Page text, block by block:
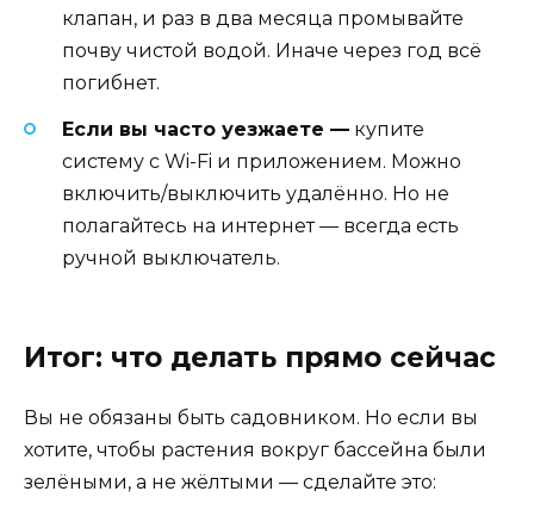
клапан, и раз в два месяца промывайте
почву чистой водой. Иначе через год всё
погибнет.
Если вы часто уезжаете — купите
систему с Wi-Fi и приложением. Можно
включить/выключить удалённо. Но не
полагайтесь на интернет — всегда есть
ручной выключатель.
Итог: что делать прямо сейчас
Вы не обязаны быть садовником. Но если вы
хотите, чтобы растения вокруг бассейна были
зелёными, а не жёлтыми — сделайте это: